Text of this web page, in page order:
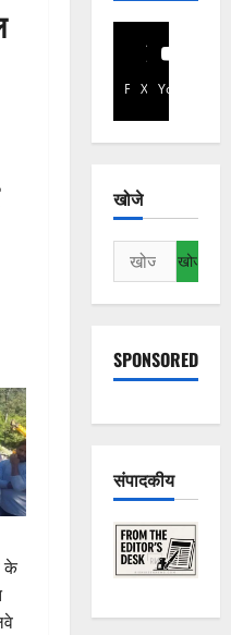
के
Facebook
X YouTube
खोजे
निम्न
को
खोजें:
SPONSORED
संपादकीय